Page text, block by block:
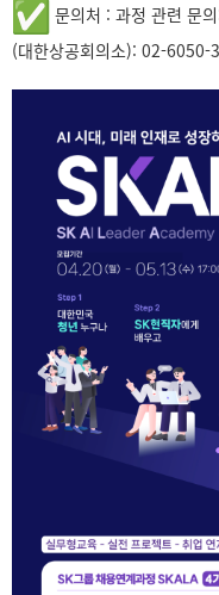
문의처 : 과정 관련 문
(대한상공회의소): 02-6050-